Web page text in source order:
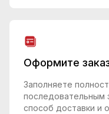
Оформите
Заполняете
последовательным
способ доставки и